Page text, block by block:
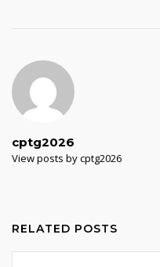
cptg2026
View posts by cptg2026
RELATED POSTS